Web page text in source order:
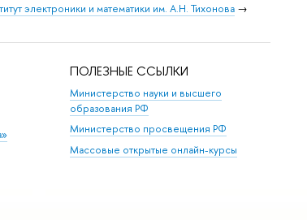
электроники и математики им. А.Н. Тихонова→
ПОЛЕЗНЫЕ ССЫЛКИ
Министерство науки и высшего
образования РФ
Министерство просвещения РФ
Массовые открытые онлайн-курсы